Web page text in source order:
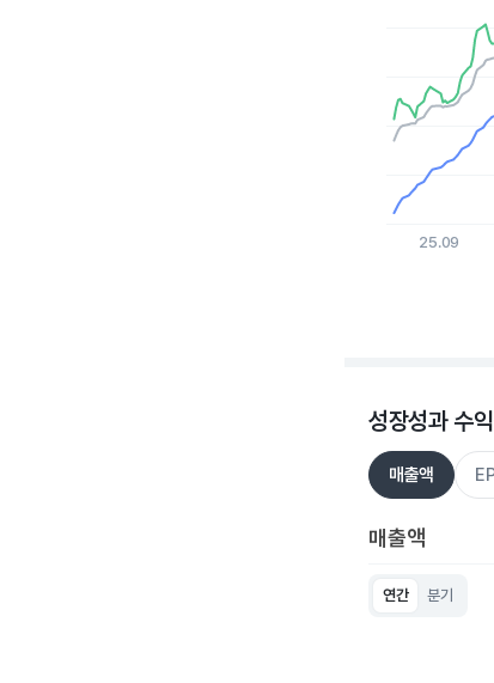
The chart
The chart has
25.09
성장성과 수
매출액
매출액
연간 분기